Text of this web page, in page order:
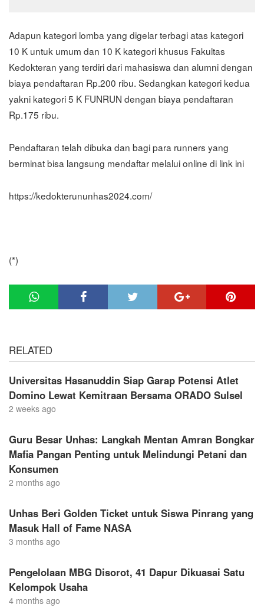
Adapun kategori lomba yang digelar terbagi atas kategori
10 K untuk umum dan 10 K kategori khusus Fakultas
Kedokteran yang terdiri dari mahasiswa dan alumni dengan
biaya pendaftaran Rp.200 ribu. Sedangkan kategori kedua
yakni kategori 5 K FUNRUN dengan biaya pendaftaran
Rp.175 ribu.
Pendaftaran telah dibuka dan bagi para runners yang
berminat bisa langsung mendaftar melalui online di link ini
https://kedokterununhas2024.com/
(*)
RELATED
Universitas Hasanuddin Siap Garap Potensi Atlet
Domino Lewat Kemitraan Bersama ORADO Sulsel
2 weeks ago
Guru Besar Unhas: Langkah Mentan Amran Bongkar
Mafia Pangan Penting untuk Melindungi Petani dan
Konsumen
2 months ago
Unhas Beri Golden Ticket untuk Siswa Pinrang yang
Masuk Hall of Fame NASA
3 months ago
Pengelolaan MBG Disorot, 41 Dapur Dikuasai Satu
Kelompok Usaha
4 months ago